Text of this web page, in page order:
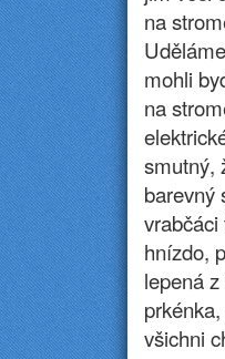
na
mohli
na
smutný,
barevný
hnízdo,
lepená
všichni